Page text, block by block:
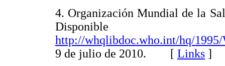
4. Organización Mundial de la
http://whqlibdoc.who.int/hq/1995/
9 de julio de 2010. [ Links ]